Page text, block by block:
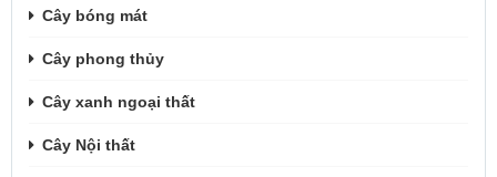
Cây bóng mát
Cây phong thủy
Cây xanh ngoại thất
Cây Nội thất